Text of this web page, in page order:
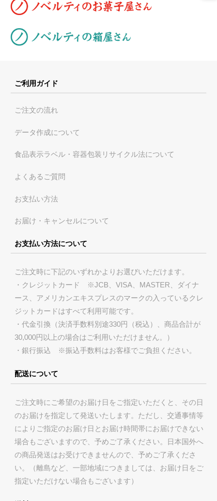
ご利用ガイド
ご注文の流れ
データ作成について
食品表示ラベル・容器包装リサイクル法について
よくあるご質問
お支払い方法
お届け・キャンセルについて
お支払い方法について
ご注文時に下記のいずれかよりお選びいただけます。
・クレジットカード ※JCB、VISA、MASTER、ダイナ
ース、アメリカンエキスプレスのマークの入っているクレ
ジットカードはすべて利用可能です。
・代金引換（決済手数料別途330円（税込）、商品合計が
30,000円以上の場合はご利用いただけません。）
・銀行振込 ※振込手数料はお客様でご負担ください。
配送について
ご注文時にご希望のお届け日をご指定いただくと、その日
のお届けを指定して発送いたします。ただし、交通事情等
によりご指定のお届け日とお届け時間帯にお届けできない
場合もございますので、予めご了承ください。日本国外へ
の商品発送はお受けできませんので、予めご了承くださ
い。（離島など、一部地域につきましては、お届け日をご
指定いただけない場合もございます）